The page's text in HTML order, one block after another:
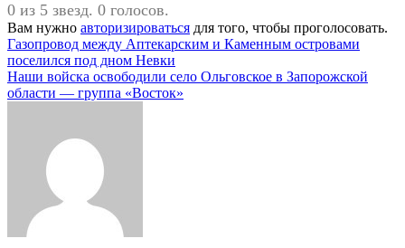
0 из 5 звезд. 0 голосов.
Вам нужно авторизироваться для того, чтобы проголосовать.
Навигация
по
записям
Газопровод между Аптекарским и Каменным островами
поселился под дном Невки
Наши войска освободили село Ольговское в Запорожской
области — группа «Восток»